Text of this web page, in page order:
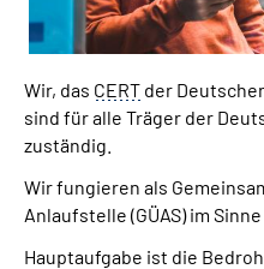
Mein
Wir, das CERT der
sind für alle Träger der
zuständig.
Wir fungieren als
Anlaufstelle (GÜAS) im
Hauptaufgabe ist die